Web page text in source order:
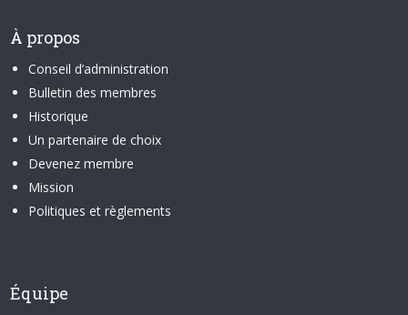
À propos
Conseil d’administration
Bulletin des membres
Historique
Un partenaire de choix
Devenez membre
Mission
Politiques et règlements
Équipe